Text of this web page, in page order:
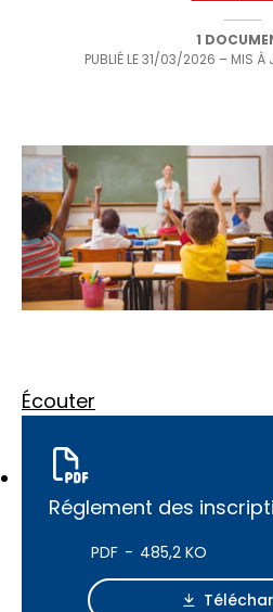
1
PUBLIÉ LE 31/03/2026 – MIS À
Écouter
Réglement des
PDF 485,2 KO